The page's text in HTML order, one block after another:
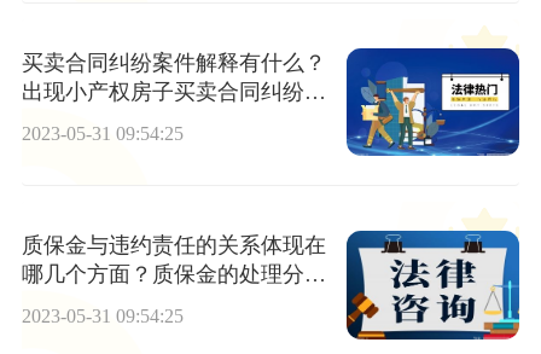
买卖合同纠纷案件解释有什么？
出现小产权房子买卖合同纠纷何
2023-05-31 09:54:25
质保金与违约责任的关系体现在
哪几个方面？质保金的处理分哪
几种情况？
2023-05-31 09:54:25